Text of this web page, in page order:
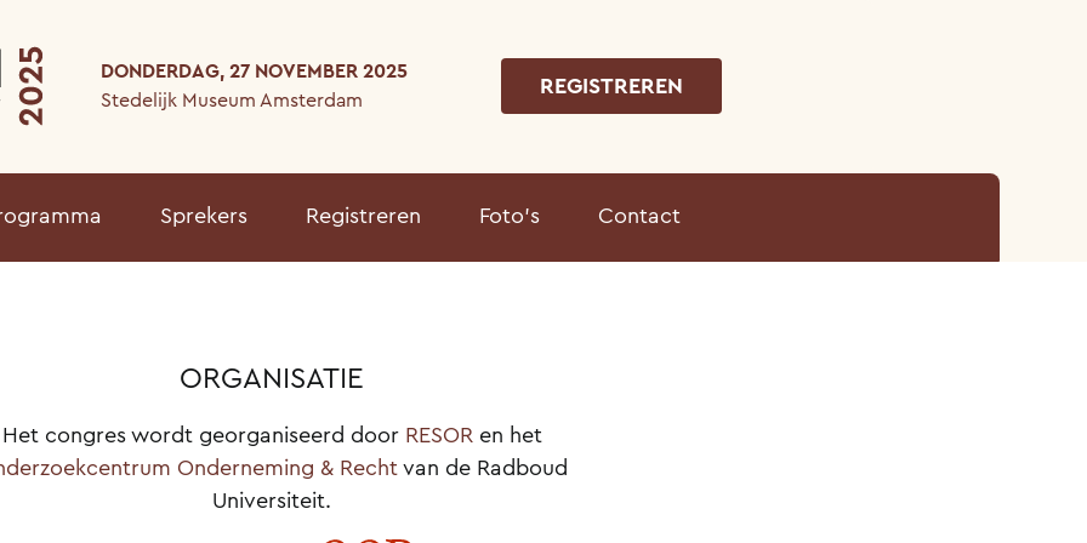
DONDERDAG, 27 NOVEMBER 2025
Stedelijk Museum Amsterdam
REGISTREREN
Sprekers Registreren Foto’s Contact
ORGANISATIE
Het congres wordt georganiseerd door RESORen het
Onderneming & Rechtvan de Radboud
Universiteit.